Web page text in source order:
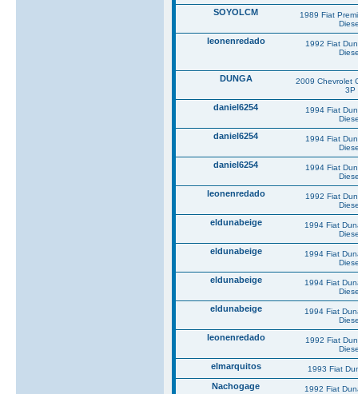
SOYOLCM
1989 Fiat
leonenredado
1992 Fiat
DUNGA
2009 Chevrolet
3P
daniel6254
1994 Fiat
daniel6254
1994 Fiat
daniel6254
1994 Fiat
leonenredado
1992 Fiat
eldunabeige
1994 Fiat
eldunabeige
1994 Fiat
eldunabeige
1994 Fiat
eldunabeige
1994 Fiat
leonenredado
1992 Fiat
elmarquitos 1993 Fiat
Nachogage 1992 Fiat